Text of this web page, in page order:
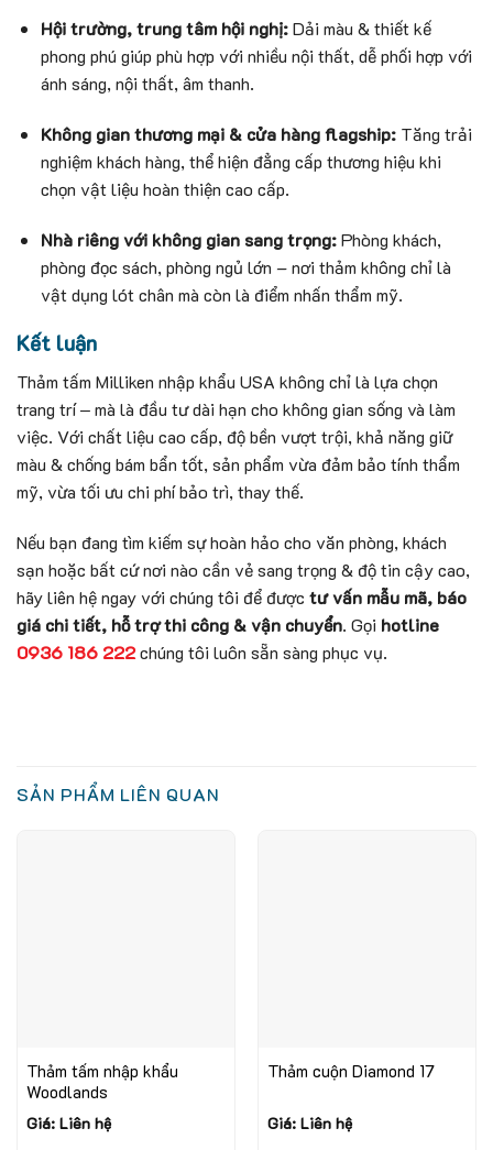
Hội trường, trung tâm hội nghị:Dải màu & thiết kế
phong phú giúp phù hợp với nhiều nội thất, dễ phối hợp với
ánh sáng, nội thất, âm thanh.
Không gian thương mại & cửa hàng flagship: Tăng trải
nghiệm khách hàng, thể hiện đẳng cấp thương hiệu khi
chọn vật liệu hoàn thiện cao cấp.
Nhà riêng với không gian sang trọng:Phòng khách,
phòng đọc sách, phòng ngủ lớn – nơi thảm không chỉ là
vật dụng lót chân mà còn là điểm nhấn thẩm mỹ.
Kết luận
Thảm tấm Milliken nhập khẩu USA không chỉ là lựa chọn
trang trí ‒ mà là đầu tư dài hạn cho không gian sống và làm
việc. Với chất liệu cao cấp, độ bền vượt trội, khả năng giữ
màu & chống bám bẩn tốt, sản phẩm vừa đảm bảo tính thẩm
mỹ, vừa tối ưu chi phí bảo trì, thay thế.
Nếu bạn đang tìm kiếm sự hoàn hảo cho văn phòng, khách
sạn hoặc bất cứ nơi nào cần vẻ sang trọng & độ tin cậy cao,
hãy liên hệ ngay với chúng tôi để được tư vấn mẫu mã, báo
giá chi tiết, hỗ trợ thi công & vận chuyển. Gọi hotline
0936 186 222chúng tôi luôn sẵn sàng phục vụ.
SẢN PHẨM LIÊN QUAN
Thảm tấm nhập khẩu
Woodlands
Giá: Liên hệ
Thảm cuộn Diamond 17
Giá: Liên hệ